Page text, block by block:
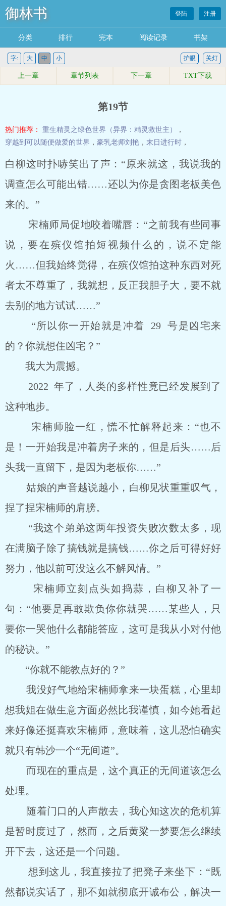
御林书 登陆 注册
分类 排行 完本 阅读记录 书架
字: 大 中 小 关灯
护眼
上一章 章节列表 下一章 TXT下载
第19节
热门推荐： 重生精灵之绿色世界（异界：精灵救世主）
，
穿越到可以随便做爱的世界 ， 豪乳老师刘艳 ， 末日进行时 ，
白柳这时扑哧笑出了声：“原来就这，我说我的
调查怎么可能出错……还以为你是贪图老板美色
来的。”
宋楠师局促地咬着嘴唇：“之前我有些同事
说，要在殡仪馆拍短视频什么的，说不定能
火……但我始终觉得，在殡仪馆拍这种东西对死
者太不尊重了，我就想，反正我胆子大，要不就
去别的地方试试……”
“所以你一开始就是冲着 29 号是凶宅来
的？你就想住凶宅？”
我大为震撼。
2022 年了，人类的多样性竟已经发展到了
这种地步。
宋楠师脸一红，慌不忙解释起来：“也不
是！一开始我是冲着房子来的，但是后头……后
头我一直留下，是因为老板你……”
姑娘的声音越说越小，白柳见状重重叹气，
捏了捏宋楠师的肩膀。
“我这个弟弟这两年投资失败次数太多，现
在满脑子除了搞钱就是搞钱……你之后可得好好
努力，他以前可没这么不解风情。”
宋楠师立刻点头如捣蒜，白柳又补了一
句：“他要是再敢欺负你你就哭……某些人，只
要你一哭他什么都能答应，这可是我从小对付他
的秘诀。”
“你就不能教点好的？”
我没好气地给宋楠师拿来一块蛋糕，心里却
想我姐在做生意方面必然比我谨慎，如今她看起
来好像还挺喜欢宋楠师，意味着，这儿恐怕确实
就只有韩沙一个“无间道”。
而现在的重点是，这个真正的无间道该怎么
处理。
随着门口的人声散去，我心知这次的危机算
是暂时度过了，然而，之后黄粱一梦要怎么继续
开下去，这还是一个问题。
想到这儿，我直接拉了把凳子来坐下：“既
然都说实话了，那不如就彻底开诚布公，解决一